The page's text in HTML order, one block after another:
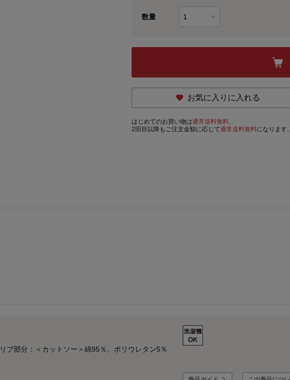
数量
お気に入りに入れる
はじめてのお買い物は通常送料無料。
2回目以降もご注文金額に応じて通常送料無料になります
ブ部分：＜カットソー＞綿95％、ポリウレタン5％